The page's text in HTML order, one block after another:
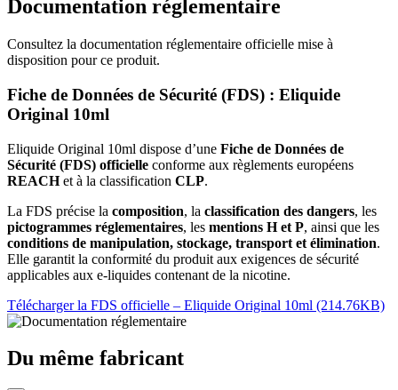
Documentation réglementaire
Consultez la documentation réglementaire officielle mise à
disposition pour ce produit.
Fiche de Données de Sécurité (FDS) : Eliquide
Original 10ml
Eliquide Original 10ml dispose d’une Fiche de Données de
Sécurité (FDS) officielle conforme aux règlements européens
REACHet à la classification CLP.
La FDS précise la composition, la classification des dangers, les
pictogrammes réglementaires, les mentions H et P, ainsi que les
conditions de manipulation, stockage, transport et élimination.
Elle garantit la conformité du produit aux exigences de sécurité
applicables aux e-liquides contenant de la nicotine.
Télécharger la FDS officielle – Eliquide Original 10ml (214.76KB)
Du même fabricant